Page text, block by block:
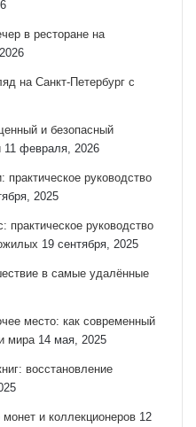
в ресторане на
на Санкт‑Петербург с
и безопасный
11 февраля, 2026
практическое руководство
2025
руководство
19 сентября, 2025
в самые удалённые
место: как современный
мира 14 мая, 2025
восстановление
и коллекционеров 12